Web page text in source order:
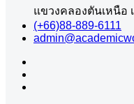
แขวงคลองตันเหนือ
(+66)88-889-6111